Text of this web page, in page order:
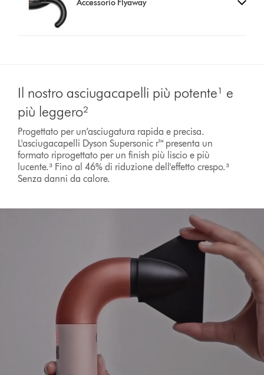
Accessorio Flyaway
Il nostro asciugacapelli più potente¹ e
più leggero²
Progettato per un’asciugatura rapida e precisa.
L'asciugacapelli Dyson Supersonic r™ presenta un
formato riprogettato per un finish più liscio e più
lucente.³ Fino al 46% di riduzione dell'effetto crespo.³
Senza danni da calore.
Apri
video